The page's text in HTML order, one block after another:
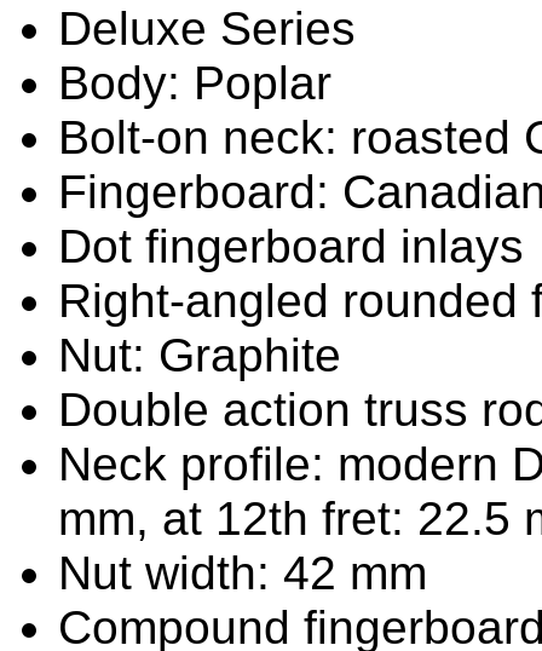
Deluxe Series
Body: Poplar
Bolt-on neck: roasted
Fingerboard:
Dot fingerboard inlays
Right-angled rounded
Nut: Graphite
Double action truss
Neck profile: modern
mm, at 12th fret: 22.5
Nut width: 42 mm
Compound